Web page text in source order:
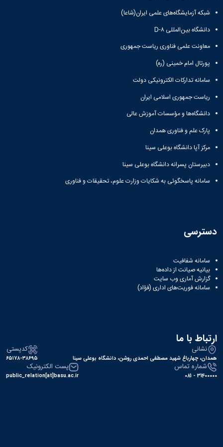
علوم
ورزشی
دانشکده
های
اقماری
فنی
و
طبیعی
تویسرکان
فنی
و
مهندسی
کبودرآهنگ
مدیریت
حسابداری
رزن
صنایع
سایر
برنامه
آموزشی
آموزش
های
آزاد
آموزشی
شبکه آزمایشگاه‌های علمی ایران(شاعا)
دانشگاه بین‌المللی D-۸
معاونت علمی فناوری ریاست جمهوری
پورتال امام خمینی (ره)
سامانه تدارکات الکترونیکی دولت
ریاست جمهوری اسلامی ایران
دانشگاه‌ها و مؤسسات آموزش عالی
پارک علم و فناوری همدان
مرکز آپا دانشگاه بوعلی سینا
دبیرستان پسرانه دانشگاه بوعلی سینا
سامانه پاسخگوئی به شکایات وزارت علوم، تحقیقات و فناوری
دسترسی
سامانه شفافیت
بیانیه صیانت از داده‌ها
گزارش آماری وب‌ سایت
سامانه فوریت‌های اداری (فؤاد)
ارتباط با ما
نشانی
همدان، چهارباغ شهید مصطفی احمدی روشن، دانشگاه بوعلی سینا
کدپستی
۶۵۱۷۸-۳۸۶۹۵
شماره تماس
31400000 - 081
پست الکترونیک
public_relation[at]basu.ac.ir